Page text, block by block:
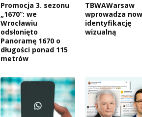
Promocja 3. sezonu
„1670”: we
Wrocławiu
odsłonięto
Panoramę 1670 o
długości ponad 115
metrów
TBWAWarsaw
wprowadza
identyfikację
wizualną